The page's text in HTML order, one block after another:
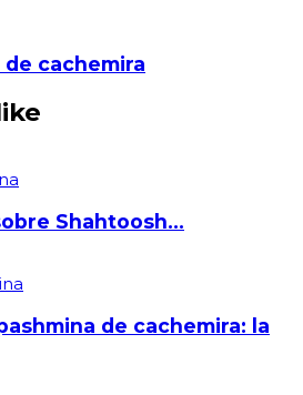
de cachemira
Shahtoosh…
de cachemira: la